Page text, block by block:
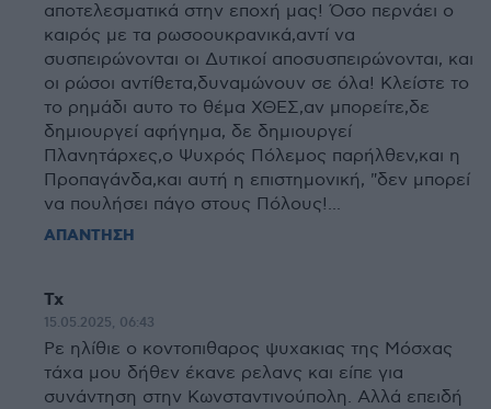
αποτελεσματικά στην εποχή μας! Όσο περνάει ο
καιρός με τα ρωσοουκρανικά,αντί να
συσπειρώνονται οι Δυτικοί αποσυσπειρώνονται, και
οι ρώσοι αντίθετα,δυναμώνουν σε όλα! Κλείστε το
το ρημάδι αυτο το θέμα ΧΘΕΣ,αν μπορείτε,δε
δημιουργεί αφήγημα, δε δημιουργεί
Πλανητάρχες,ο Ψυχρός Πόλεμος παρήλθεν,και η
Προπαγάνδα,και αυτή η επιστημονική, "δεν μπορεί
να πουλήσει πάγο στους Πόλους!...
ΑΠΑΝΤΗΣΗ
Τχ
15.05.2025, 06:43
Ρε ηλίθιε ο κοντοπιθαρος ψυχακιας της Μόσχας
τάχα μου δήθεν έκανε ρελανς και είπε για
συνάντηση στην Κωνσταντινούπολη. Αλλά επειδή